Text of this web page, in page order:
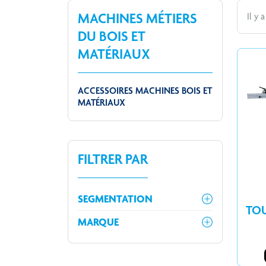
MACHINES MÉTIERS
DU BOIS ET
MATÉRIAUX
ACCESSOIRES MACHINES BOIS ET
MATÉRIAUX
FILTRER PAR
SEGMENTATION
MARQUE
Il y